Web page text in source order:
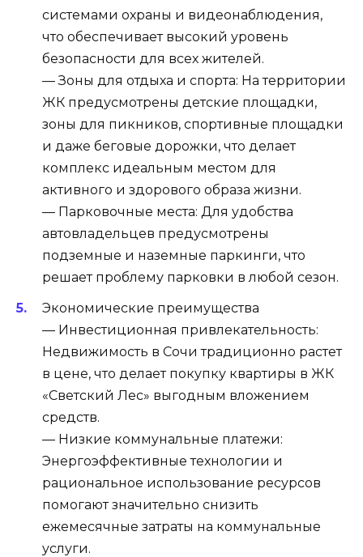
системами охраны и видеонаблюдения,
что обеспечивает высокий уровень
безопасности для всех жителей.
— Зоны для отдыха и спорта: На территории
ЖК предусмотрены детские площадки,
зоны для пикников, спортивные площадки
и даже беговые дорожки, что делает
комплекс идеальным местом для
активного и здорового образа жизни.
— Парковочные места: Для удобства
автовладельцев предусмотрены
подземные и наземные паркинги, что
решает проблему парковки в любой сезон.
Экономические преимущества
— Инвестиционная привлекательность:
Недвижимость в Сочи традиционно растет
в цене, что делает покупку квартиры в ЖК
«Светский Лес» выгодным вложением
средств.
— Низкие коммунальные платежи:
Энергоэффективные технологии и
рациональное использование ресурсов
помогают значительно снизить
ежемесячные затраты на коммунальные
услуги.